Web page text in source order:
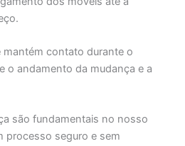
mantém contato durante o
o andamento da mudança e a
são fundamentais no nosso
processo seguro e sem